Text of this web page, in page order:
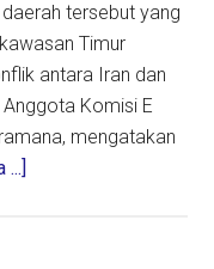
tersebut yang
Timur
antara Iran dan
Komisi E
mengatakan
...]